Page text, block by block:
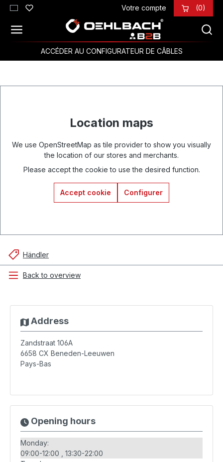
Passer au contenu principal Votre compte (0)
ACCÉDER AU CONFIGURATEUR DE CÂBLES
Location maps
We use OpenStreetMap as tile provider to show you visually
the location of our stores and merchants.
Please accept the cookie to use the desired function.
Accept cookie Configurer
Händler
Back to overview
Address
Zandstraat 106A
6658 CX Beneden-Leeuwen
Pays-Bas
Opening hours
Monday:
09:00-12:00
13:30-22:00